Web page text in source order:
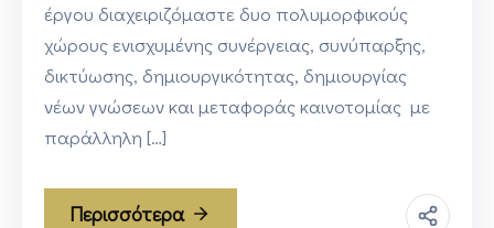
έργου διαχειριζόμαστε δυο πολυμορφικούς
χώρους ενισχυμένης συνέργειας, συνύπαρξης,
δικτύωσης, δημιουργικότητας, δημιουργίας
νέων γνώσεων και μεταφοράς καινοτομίας με
παράλληλη […]
Περισσότερα